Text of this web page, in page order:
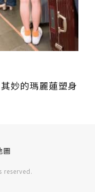
妙的瑪麗蓮塑身
圖